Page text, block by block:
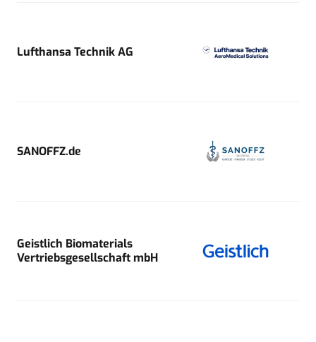
Lufthansa Technik AG
SANOFFZ.de
Geistlich Biomaterials
Vertriebsgesellschaft mbH